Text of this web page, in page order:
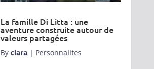
La famille Di Litta : une
aventure construite autour de
valeurs partagées
By clara| Personnalites